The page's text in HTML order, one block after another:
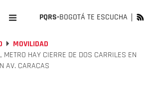
PQRS-BOGOTÁ TE ESCUCHA
MOVILIDAD
METRO HAY CIERRE DE DOS CARRILES EN
AV. CARACAS